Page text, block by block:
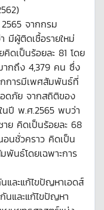
จากกรม
มีผู้ติดเชื้อรายใหม่
ดเป็นร้อยละ 81 โดย
ากถึง 4,379 คน ซึ่ง
กการมีเพศสัมพันธ์ที่
ดภัย จากสถิติของ
นปี พ.ศ.2565 พบว่า
ย คิดเป็นร้อยละ 68
อนชั่วคราว คิดเป็น
พันธ์โดยเฉพาะการ
และแก้ไขปัญหาเอดส์
นและแก้ไขปัญหา